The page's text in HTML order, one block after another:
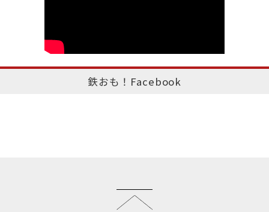
鉄おも！Facebook